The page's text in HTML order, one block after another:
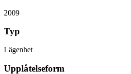
2009
Typ
Lägenhet
Upplåtelseform